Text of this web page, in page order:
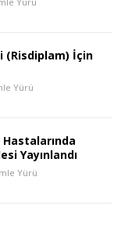
(Risdiplam) İçin
Yürü
Hastalarında
Yayınlandı
Yürü